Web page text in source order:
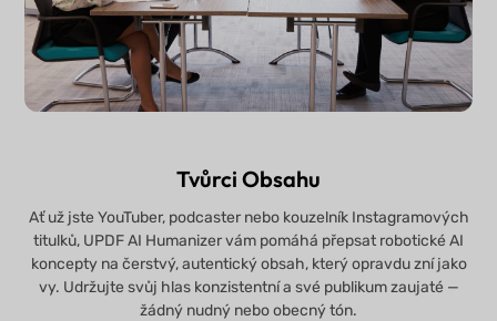
Tvůrci Obsahu
Ať už jste YouTuber, podcaster nebo kouzelník Instagramových
titulků, UPDF AI Humanizer vám pomáhá přepsat robotické AI
koncepty na čerstvý, autentický obsah, který opravdu zní jako
vy. Udržujte svůj hlas konzistentní a své publikum zaujaté —
žádný nudný nebo obecný tón.